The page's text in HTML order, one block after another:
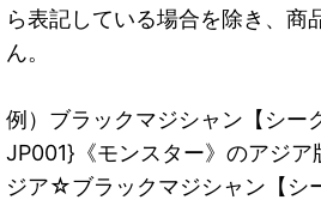
ら表記している場合を除き、商
ん。
例）ブラックマジシャン【シー
JP001}《モンスター》のアジ
ジア☆ブラックマジシャン【シ